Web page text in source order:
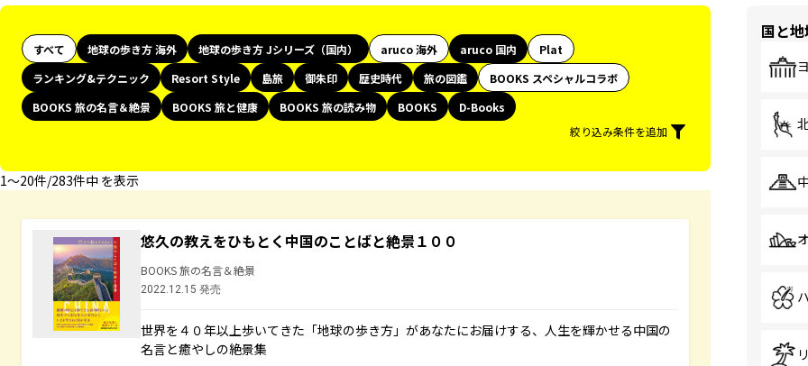
すべて 地球の歩き方 海外 地球の歩き方 Jシリーズ（国内） aruco 海外 aruco 国内
Plat
ランキング&テクニック
Resort Style 島旅 御朱印 歴史時代 旅の図鑑
BOOKS スペシャルコラボ
BOOKS 旅の名言＆絶景
BOOKS 旅と健康 BOOKS 旅の読み物 BOOKS
D-Books
絞り込み条件を追加
1〜20件/283件中 を表示
悠久の教えをひもとく中国のことばと絶景１００
BOOKS 旅の名言＆絶景
2022.12.15 発売
世界を４０年以上歩いてきた「地球の歩き方」があなたにお届けする、人生を輝かせる中国の
名言と癒やしの絶景集
国と